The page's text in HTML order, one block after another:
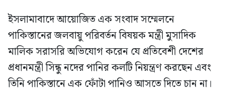
ইসলামাবাদে আয়োজিত এক সংবাদ সম্মেলনে
পাকিস্তানের জলবায়ু পরিবর্তন বিষয়ক মন্ত্রী মুসাদিক
মালিক সরাসরি অভিযোগ করেন যে প্রতিবেশী দেশের
প্রধানমন্ত্রী সিন্ধু নদের পানির কলটি নিয়ন্ত্রণ করছেন এবং
তিনি পাকিস্তানে এক ফোঁটা পানিও আসতে দিতে চান না।